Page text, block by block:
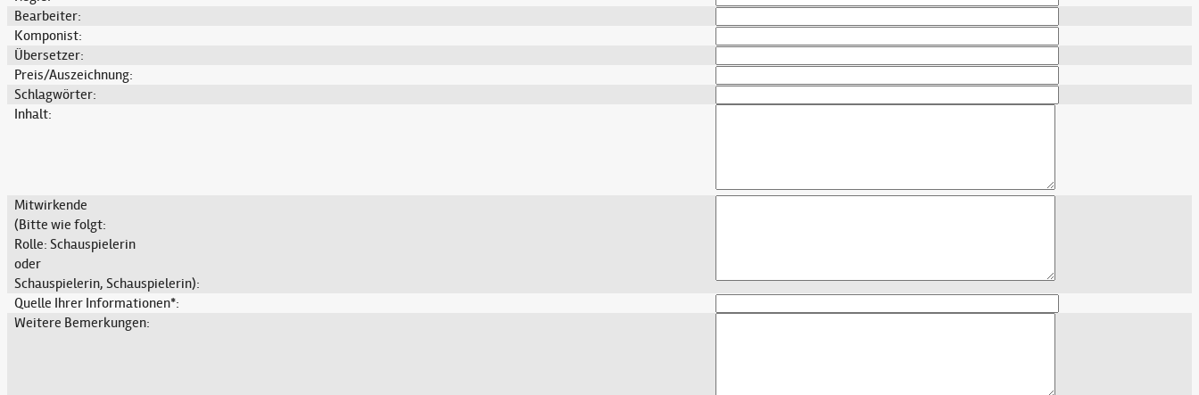
Bearbeiter:
Komponist:
Übersetzer:
Preis/Auszeichnung:
Schlagwörter:
Inhalt:
Mitwirkende
(Bitte wie folgt:
Rolle: Schauspielerin
oder
Schauspielerin, Schauspielerin):
Quelle Ihrer Informationen*:
Weitere Bemerkungen: